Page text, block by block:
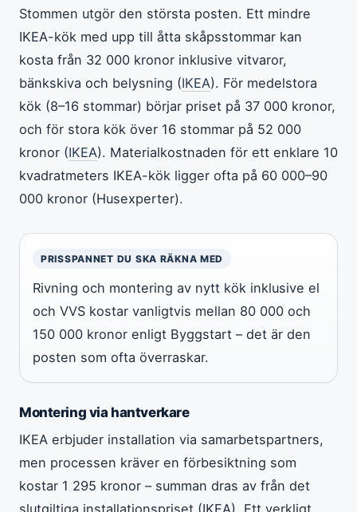
Stommen utgör den största posten. Ett mindre
IKEA-kök med upp till åtta skåpsstommar kan
kosta från 32 000 kronor inklusive vitvaror,
bänkskiva och belysning (IKEA). För medelstora
kök (8–16 stommar) börjar priset på 37 000 kronor,
och för stora kök över 16 stommar på 52 000
kronor (IKEA). Materialkostnaden för ett enklare 10
kvadratmeters IKEA-kök ligger ofta på 60 000–90
000 kronor (Husexperter).
PRISSPANNET DU SKA RÄKNA MED
Rivning och montering av nytt kök inklusive el
och VVS kostar vanligtvis mellan 80 000 och
150 000 kronor enligt Byggstart – det är den
posten som ofta överraskar.
Montering via hantverkare
IKEA erbjuder installation via samarbetspartners,
men processen kräver en förbesiktning som
kostar 1 295 kronor – summan dras av från det
slutgiltiga installationspriset (IKEA). Ett verkligt